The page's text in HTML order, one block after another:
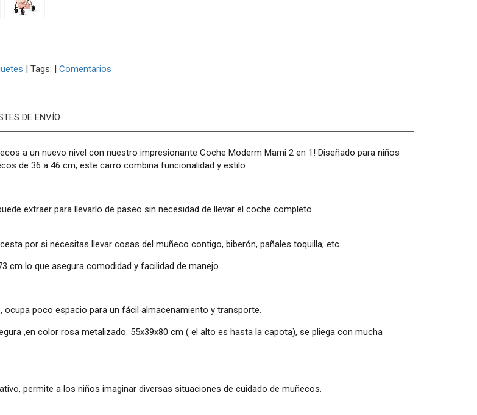
| Tags: | Comentarios
DE ENVÍO
a un nuevo nivel con nuestro impresionante Coche Moderm Mami 2 en 1! Diseñado para niños
de 36 a 46 cm, este carro combina funcionalidad y estilo.
extraer para llevarlo de paseo sin necesidad de llevar el coche completo.
por si necesitas llevar cosas del muñeco contigo, biberón, pañales toquilla, etc…
cm lo que asegura comodidad y facilidad de manejo.
ocupa poco espacio para un fácil almacenamiento y transporte.
,en color rosa metalizado. 55x39x80 cm ( el alto es hasta la capota), se pliega con mucha
permite a los niños imaginar diversas situaciones de cuidado de muñecos.